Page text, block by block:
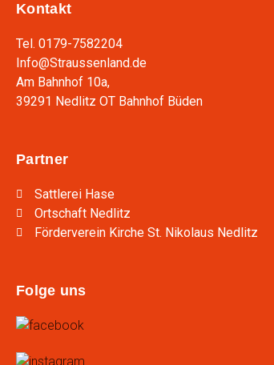
Kontakt
Tel. 0179-7582204
Info@Straussenland.de
Am Bahnhof 10a,
39291 Nedlitz OT Bahnhof Büden
Partner
Sattlerei Hase
Ortschaft Nedlitz
Förderverein Kirche St. Nikolaus Nedlitz
Folge uns